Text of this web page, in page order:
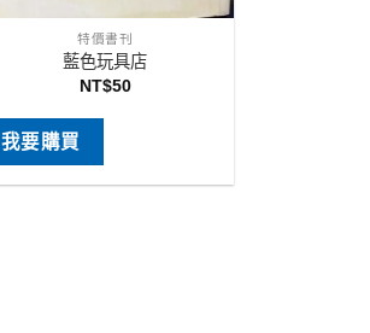
特價書刊
藍色玩具店
NT$50
我要購買